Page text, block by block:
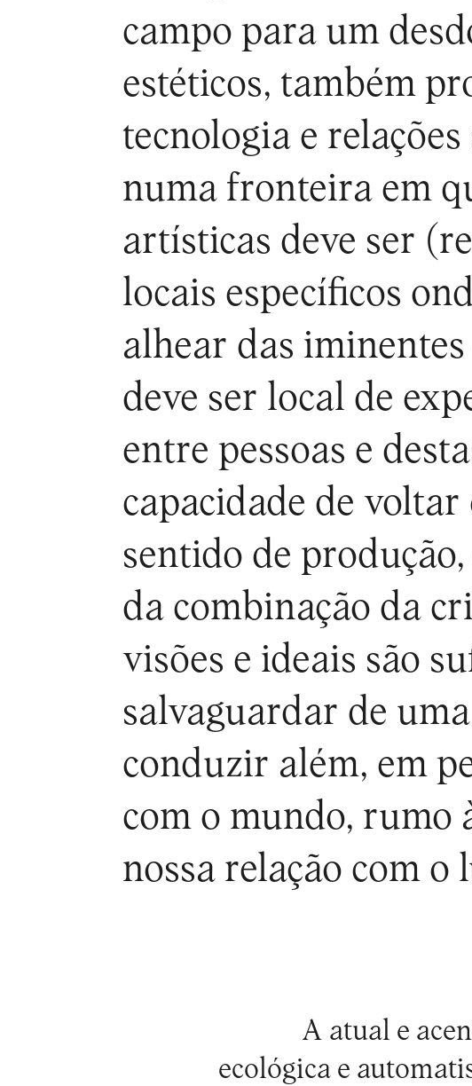
campo para um
estéticos, também
tecnologia e
numa fronteira em
artísticas deve ser
locais específicos
alhear das
deve ser local de
entre pessoas e
capacidade de voltar
sentido de
da combinação da
visões e ideais são
salvaguardar de
conduzir além, em
com o mundo, rumo
nossa relação com o
A atual e
ecológica e